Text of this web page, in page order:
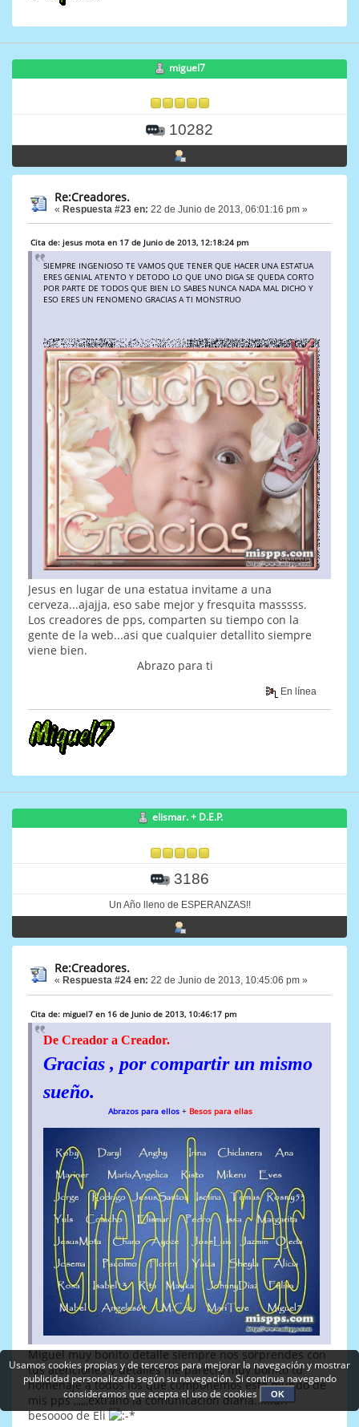
miguel7
10282
Re:Creadores.
« Respuesta #23 en: 22 de Junio de 2013, 06:01:16 pm »
Cita de: jesus mota en 17 de Junio de 2013, 12:18:24 pm
SIEMPRE INGENIOSO TE VAMOS QUE TENER QUE HACER UNA ESTATUA
ERES GENIAL ATENTO Y DETODO LO QUE UNO DIGA SE QUEDA CORTO
POR PARTE DE TODOS QUE BIEN LO SABES NUNCA NADA MAL DICHO Y
ESO ERES UN FENOMENO GRACIAS A TI MONSTRUO
Jesus en lugar de una estatua invitame a una
cerveza...ajajja, eso sabe mejor y fresquita masssss.
Los creadores de pps, comparten su tiempo con la
gente de la web...asi que cualquier detallito siempre
viene bien.
Abrazo para ti
En línea
elismar. + D.E.P.
3186
Un Año lleno de ESPERANZAS!!
Re:Creadores.
« Respuesta #24 en: 22 de Junio de 2013, 10:45:06 pm »
Cita de: miguel7 en 16 de Junio de 2013, 10:46:17 pm
De Creador a Creador.
Gracias , por compartir un mismo
sueño.
Abrazos para ellos + Besos para ellas
Miguel muy bonito detalle siempre nos sorprendes con
tus atenciones y detalles me parecio muy bonito tu
homenaje a todos los que componemos este mundo de
mis pps ,,,,,,extraño la comunicacion diaria......un
besoooo de Eli
Usamos cookies propias y de terceros para mejorar la navegación y mostrar
publicidad personalizada según su navegación. Si continua navegando
consideramos que acepta el uso de cookies
OK